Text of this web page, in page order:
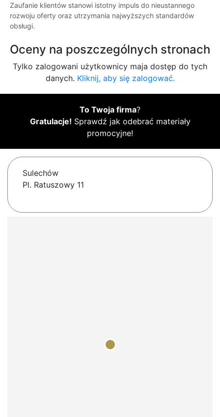
Zaufanie klientów stanowi istotny impuls do nieustannego
rozwoju oferty oraz utrzymania najwyższych standardów
obsługi.
Oceny na poszczególnych stronach
Tylko zalogowani użytkownicy maja dostęp do tych
danych. Kliknij, aby się zalogować.
To Twoja firma?
Gratulacje! Sprawdź jak odebrać materiały
promocyjne!
Sulechów
Pl. Ratuszowy 11